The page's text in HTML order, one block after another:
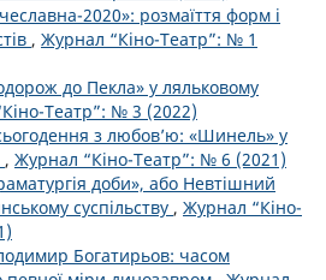
2020»: розмаїття форм і
, Журнал “Кіно-Театр”: № 1
до Пекла» у ляльковому
Театр”: № 3 (2022)
з любов’ю: «Шинель» у
, Журнал “Кіно-Театр”: № 6 (2021)
доби», або Невтішний
суспільству , Журнал “Кіно-
Богатирьов: часом